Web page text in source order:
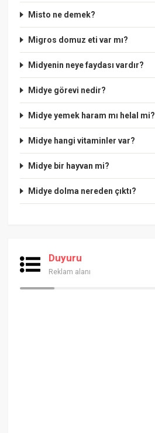
Misto ne demek?
Migros domuz eti var mı?
Midyenin neye faydası vardır?
Midye görevi nedir?
Midye yemek haram mı helal mi?
Midye hangi vitaminler var?
Midye bir hayvan mi?
Midye dolma nereden çıktı?
Duyuru
Reklam alanı